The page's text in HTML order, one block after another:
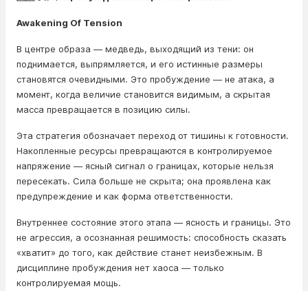
Awakening Of Tension
В центре образа — медведь, выходящий из тени: он
поднимается, выпрямляется, и его истинные размеры
становятся очевидными. Это пробуждение — не атака, а
момент, когда величие становится видимым, а скрытая
масса превращается в позицию силы.
Эта стратегия обозначает переход от тишины к готовности.
Накопленные ресурсы превращаются в контролируемое
напряжение — ясный сигнал о границах, которые нельзя
пересекать. Сила больше не скрыта; она проявлена как
предупреждение и как форма ответственности.
Внутреннее состояние этого этапа — ясность и границы. Это
не агрессия, а осознанная решимость: способность сказать
«хватит» до того, как действие станет неизбежным. В
дисциплине пробуждения нет хаоса — только
контролируемая мощь.